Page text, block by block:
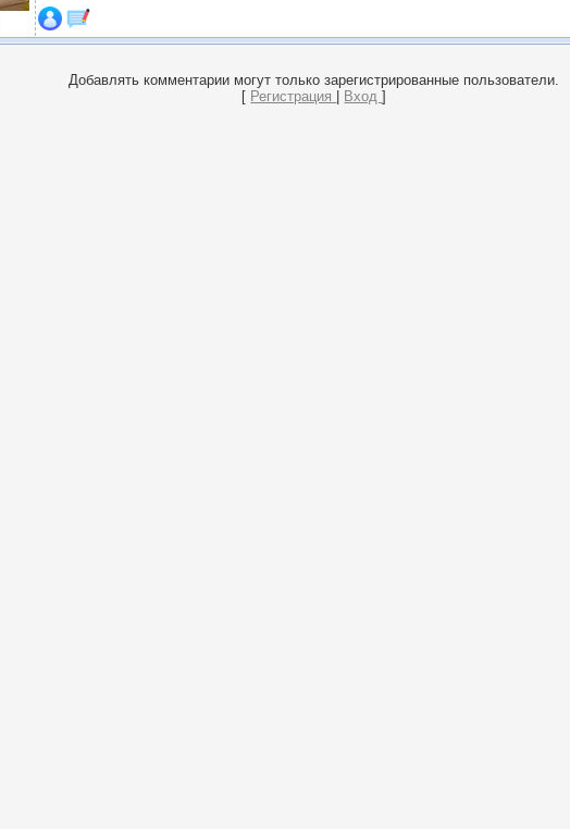
Добавлять комментарии могут только зарегистрированные пользователи.
[ Регистрация Вход]